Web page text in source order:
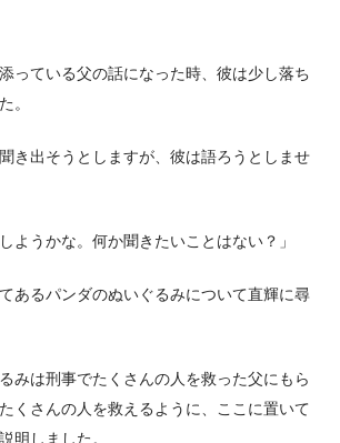
っている父の話になった時、彼は少し落ち
。
き出そうとしますが、彼は語ろうとしませ
ようかな。何か聞きたいことはない？」
あるパンダのぬいぐるみについて直輝に尋
みは刑事でたくさんの人を救った父にもら
くさんの人を救えるように、ここに置いて
明しました。